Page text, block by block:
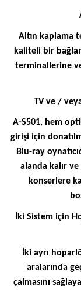
Altın kaplama
kaliteli bir
terminallerine
TV ve /
A-S501, hem
girişi için
Blu-ray
alanda kalır
konserlere
İki Sistem için
İki ayrı
aralarında
çalmasını